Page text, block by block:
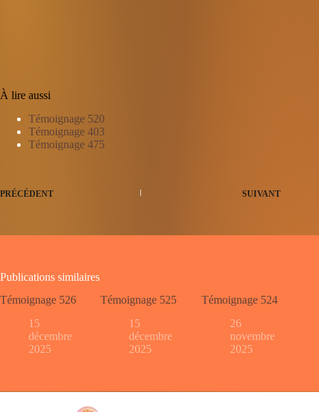
À lire aussi
Témoignage 520
Témoignage 403
Témoignage 475
PRÉCÉDENT SUIVANT
Publications similaires
Témoignage 526
15
décembre
2025
Témoignage 525
15
décembre
2025
Témoignage 524
26
novembre
2025